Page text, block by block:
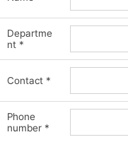
Departme
nt *
Contact *
Phone
number *